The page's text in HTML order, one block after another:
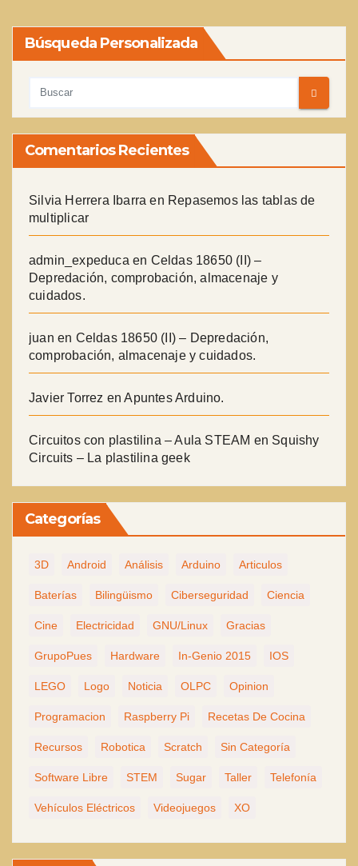
Búsqueda Personalizada
Comentarios Recientes
Silvia Herrera Ibarra en Repasemos las tablas de
multiplicar
admin_expeduca en Celdas 18650 (II) –
Depredación, comprobación, almacenaje y
cuidados.
juan en Celdas 18650 (II) – Depredación,
comprobación, almacenaje y cuidados.
Javier Torrez enApuntes Arduino.
Circuitos con plastilina – Aula STEAM en Squishy
Circuits – La plastilina geek
Categorías
3D Android Análisis Arduino Articulos
Baterías Bilingüismo Ciberseguridad Ciencia
Cine Electricidad GNU/Linux Gracias
GrupoPues Hardware In-Genio 2015 IOS
LEGO Logo Noticia OLPC Opinion
Programacion Raspberry Pi Recetas De Cocina
Recursos Robotica Scratch Sin Categoría
Software Libre STEM Sugar Taller Telefonía
Vehículos Eléctricos Videojuegos XO